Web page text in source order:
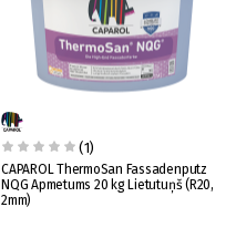
(1)
CAPAROL ThermoSan Fassadenputz
NQG Apmetums 20 kg Lietutuņš (R20,
2mm)